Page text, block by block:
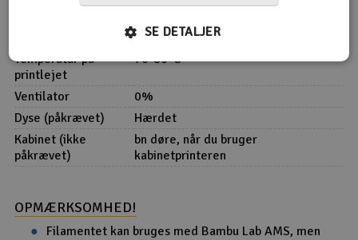
Udskriftstemperatur 280-310°C
Temperatur på
printlejet
70-80°C
Ventilator
0%
Dyse (påkrævet)
Hærdet
Kabinet (ikke
påkrævet)
bn døre, når du bruger
kabinetprinteren
OPMÆRKSOMHED!
Filamentet kan bruges med Bambu Lab AMS, men
SE DETALJER